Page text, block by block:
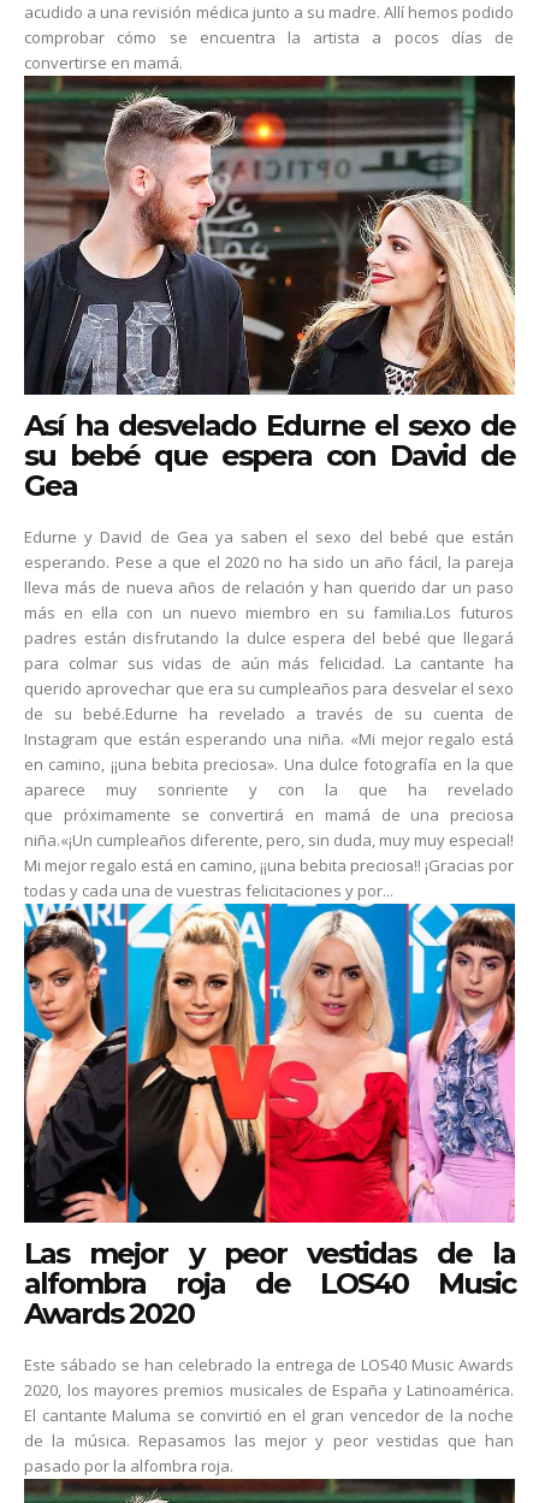
acudido a una revisión médica junto a su madre. Allí hemos podido
comprobar cómo se encuentra la artista a pocos días de
convertirse en mamá.
Así ha desvelado Edurne el sexo de
su bebé que espera con David de
Gea
Edurne y David de Gea ya saben el sexo del bebé que están
esperando. Pese a que el 2020 no ha sido un año fácil, la pareja
lleva más de nueva años de relación y han querido dar un paso
más en ella con un nuevo miembro en su familia.Los futuros
padres están disfrutando la dulce espera del bebé que llegará
para colmar sus vidas de aún más felicidad. La cantante ha
querido aprovechar que era su cumpleaños para desvelar el sexo
de su bebé.Edurne ha revelado a través de su cuenta de
Instagram que están esperando una niña. «Mi mejor regalo está
en camino, ¡¡una bebita preciosa». Una dulce fotografía en la que
aparece muy sonriente y con la que ha revelado
que próximamente se convertirá en mamá de una preciosa
niña.«¡Un cumpleaños diferente, pero, sin duda, muy muy especial!
Mi mejor regalo está en camino, ¡¡una bebita preciosa!! ¡Gracias por
todas y cada una de vuestras felicitaciones y por...
Las mejor y peor vestidas de la
alfombra roja de LOS40 Music
Awards 2020
Este sábado se han celebrado la entrega de LOS40 Music Awards
2020, los mayores premios musicales de España y Latinoamérica.
El cantante Maluma se convirtió en el gran vencedor de la noche
de la música. Repasamos las mejor y peor vestidas que han
pasado por la alfombra roja.